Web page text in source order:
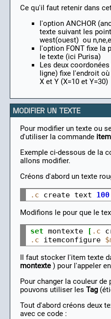
Ce qu'il faut retenir dans
l'option ANCHOR
texte suivant les
west(ouest) ou
l'option FONT fixe la
le texte (ici Purisa)
Les deux
ligne) fixe l'endroit
X et Y (X=10 et Y=30)
MODIFIER UN TEXTE
Pour modifier un texte ou
d'utiliser la commande
Exemple ci-dessous de la
allons modifier.
Créons d'abord un texte
.c create text 100
Modifions le pour que le
set montexte [ .c
.c
itemconfigure
Il faut stocker l'item texte
montexte ) pour l'appeler
Pour changer la couleur de
pouvons utiliser les Tag
Tout d'abord créons deux
avec ce code :